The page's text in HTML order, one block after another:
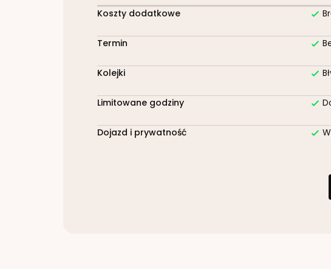
Koszty dodatkowe
Termin
Kolejki
Limitowane godziny
Dojazd i prywatność